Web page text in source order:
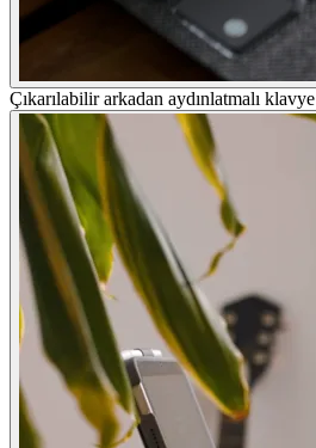
Çıkarılabilir arkadan aydınlatmalı klavye